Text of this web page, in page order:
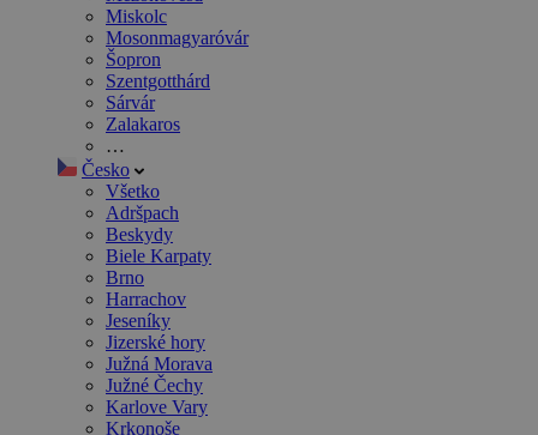
Miskolc
Mosonmagyaróvár
Šopron
Szentgotthárd
Sárvár
Zalakaros
…
Česko
Všetko
Adršpach
Beskydy
Biele Karpaty
Brno
Harrachov
Jeseníky
Jizerské hory
Južná Morava
Južné Čechy
Karlove Vary
Krkonoše